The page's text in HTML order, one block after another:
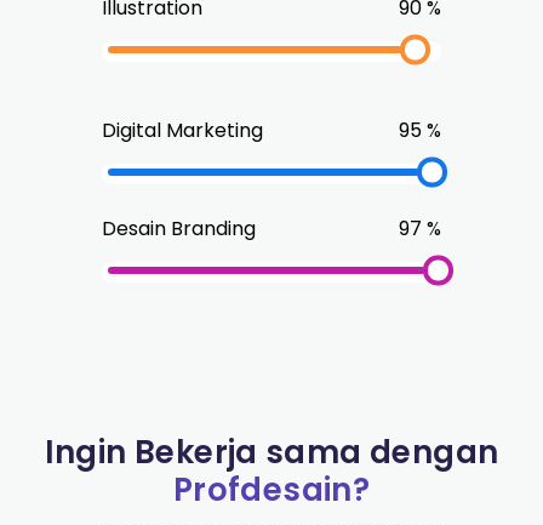
Illustration 90%
Digital Marketing 95%
Desain Branding 97 %
Ingin Bekerja sama dengan
Profdesain?